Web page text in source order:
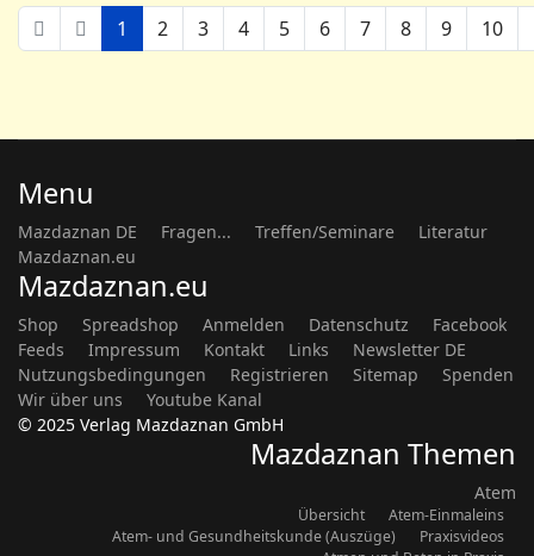
1 2 3 4 5 6 7 8 9 10
Menu
Mazdaznan DE Fragen... Treffen/Seminare
Literatur
Mazdaznan.eu
Mazdaznan.eu
Shop Spreadshop Anmelden Datenschutz
Facebook
Feeds
Impressum Kontakt Links
Newsletter DE
Nutzungsbedingungen
Registrieren Sitemap
Spenden
Wir über uns
Youtube Kanal
© 2025 Verlag Mazdaznan GmbH
Mazdaznan Themen
Atem
Übersicht
Atem-Einmaleins
Atem- und Gesundheitskunde (Auszüge)
Praxisvideos